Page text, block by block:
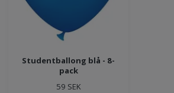
Studentballong blå - 8-
pack
59 SEK